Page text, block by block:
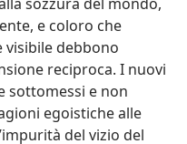
e coloro che
visibile debbono
reciproca. I nuovi
sottomessi e non
egoistiche alle
del vizio del